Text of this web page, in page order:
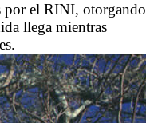
por el RINI, otorgando
llega mientras